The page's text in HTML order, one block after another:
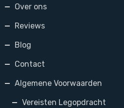
Over ons
Reviews
Blog
Contact
Algemene Voorwaarden
Vereisten Legopdracht